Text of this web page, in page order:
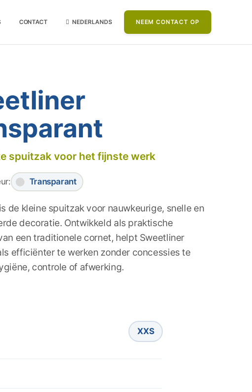
CONTACT NEDERLANDS NEEM CONTACT OP
spuitzak voor het fijnste werk
Transparant
de kleine spuitzak voor nauwkeurige, snelle en
decoratie. Ontwikkeld als praktische
een traditionele cornet, helpt Sweetliner
efficiënter te werken zonder concessies te
controle of afwerking.
XXS